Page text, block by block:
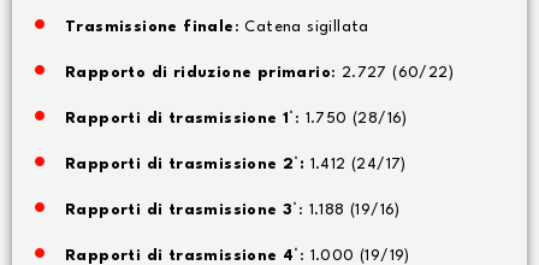
Trasmissione finale : Catena sigillata
Rapporto di riduzione primario: 2.727 (60/22)
Rapporti di trasmissione 1° : 1.750 (28/16)
Rapporti di trasmissione 2°: 1.412 (24/17)
Rapporti di trasmissione 3° : 1.188 (19/16)
Rapporti di trasmissione 4° : 1.000 (19/19)